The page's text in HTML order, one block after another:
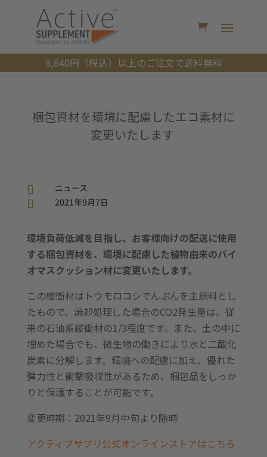
8,640円（税込）以上のご注文で送料無料
梱包資材を環境に配慮したエコ素材に
変更いたします
 ニュース
 2021年9月7日
環境負荷低減を目指し、お客様向けの配送に使用
する梱包資材を、環境に配慮した植物由来のバイ
オマスクッション材に変更いたします。
この緩衝材はトウモロコシでんぷんを主原料とし
たもので、焼却処理した場合のCO2発生量は、従
来の石油系緩衝材の1/3程度です。また、土の中に
埋めた場合でも、微生物の働きにより水と二酸化
炭素に分解します。環境への配慮に加え、優れた
弾力性と衝撃吸収性があるため、梱包品をしっか
りと保護することが可能です。
変更時期：2021年9月中旬より随時
アクティブサプリ公式オンラインストアはこちら